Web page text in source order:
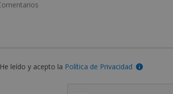
He leído y acepto la Política de Privacidad